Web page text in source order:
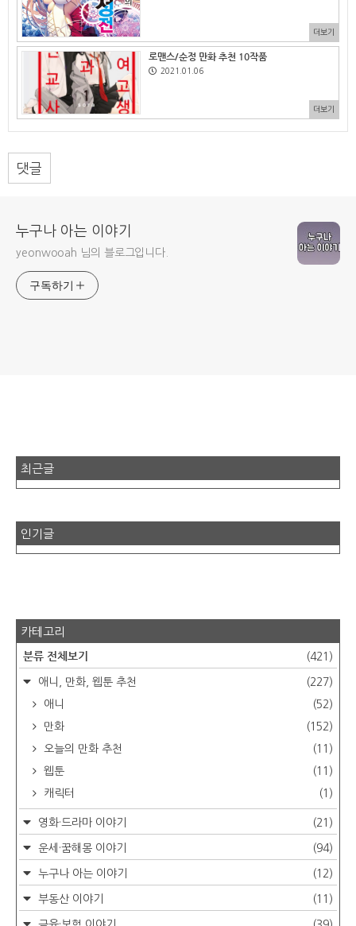
더보기
로맨스/순정 만화 추천 10작품
2021.01.06
더보기
댓글
누구나 아는 이야기
yeonwooah 님의 블로그입니다.
구독하기
최근글
인기글
카테고리
분류 전체보기 (421)
애니, 만화, 웹툰 추천
(227)
애니
(52)
만화
(152)
오늘의 만화 추천
(11)
웹툰
(11)
캐릭터
(1)
영화·드라마 이야기 (21)
운세·꿈해몽 이야기 (94)
누구나 아는 이야기 (12)
부동산 이야기 (11)